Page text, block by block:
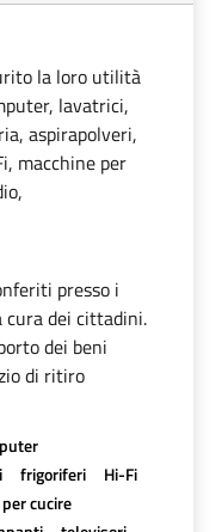
la loro utilità
lavatrici,
aspirapolveri,
macchine per
presso i
dei cittadini.
dei beni
di ritiro
frigoriferi
Hi-Fi
cucire